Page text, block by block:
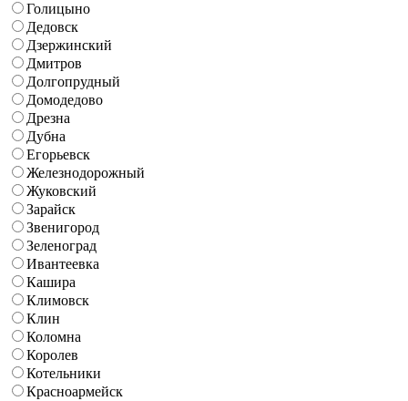
Голицыно
Дедовск
Дзержинский
Дмитров
Долгопрудный
Домодедово
Дрезна
Дубна
Егорьевск
Железнодорожный
Жуковский
Зарайск
Звенигород
Зеленоград
Ивантеевка
Кашира
Климовск
Клин
Коломна
Королев
Котельники
Красноармейск